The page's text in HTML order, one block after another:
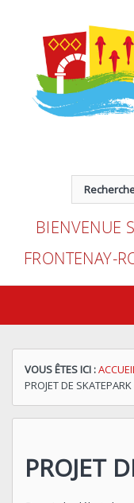
BIENVENUE
FRONTENAY-
VOUS ÊTES ICI :
PROJET DE SKATEPARK
PROJET